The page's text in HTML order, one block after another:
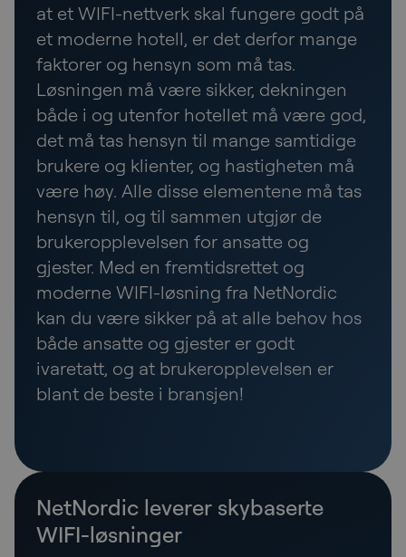
at et WIFI-nettverk skal fungere godt på
et moderne hotell, er det derfor mange
faktorer og hensyn som må tas.
Løsningen må være sikker, dekningen
både i og utenfor hotellet må være god,
det må tas hensyn til mange samtidige
brukere og klienter, og hastigheten må
være høy. Alle disse elementene må tas
hensyn til, og til sammen utgjør de
brukeropplevelsen for ansatte og
gjester. Med en fremtidsrettet og
moderne WIFI-løsning fra NetNordic
kan du være sikker på at alle behov hos
både ansatte og gjester er godt
ivaretatt, og at brukeropplevelsen er
blant de beste i bransjen!
NetNordic leverer skybaserte
WIFI-løsninger